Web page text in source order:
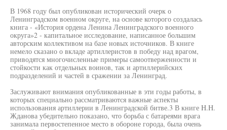
В 1968 году был опубликован исторический очерк о
Ленинградском военном округе, на основе которого создалась
книга - «История ордена Ленина Ленинградского военного
округа»2 - капитальное исследование, написанное большим
авторским коллективом на базе новых источников. В книге
немело сказано о вкладе артиллеристов в победу над врагом,
приводятся многочисленные примеры самоотверженности и
стойкости как отдельных воинов, так и артиллерийских
подразделений и частей в сражении за Ленинград.
Заслуживают внимания опубликованные в эти годы работы, в
которых специально рассматриваются важные аспекты
использования артиллерии в Ленинградской битве.3 В книге H.H.
Жданова убедительно показано, что борьба с батареями врага
занимала первостепенное место в обороне города, была очень